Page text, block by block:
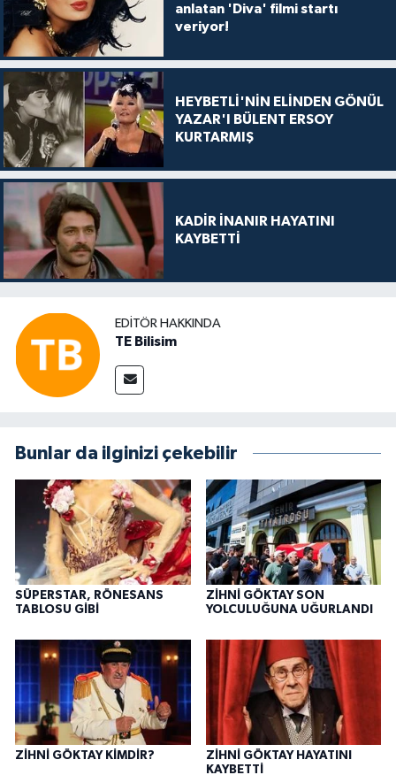
anlatan 'Diva' filmi startı
veriyor!
HEYBETLİ'NİN ELİNDEN GÖNÜL
YAZAR'I BÜLENT ERSOY
KURTARMIŞ
KADİR İNANIR HAYATINI
KAYBETTİ
EDITÖR HAKKINDA
TE Bilisim
Bunlar da ilginizi çekebilir
SÜPERSTAR, RÖNESANS
TABLOSU GİBİ
ZİHNİ GÖKTAY SON
YOLCULUĞUNA UĞURLANDI
ZİHNİ GÖKTAY KİMDİR?
ZİHNİ GÖKTAY HAYATINI
KAYBETTİ